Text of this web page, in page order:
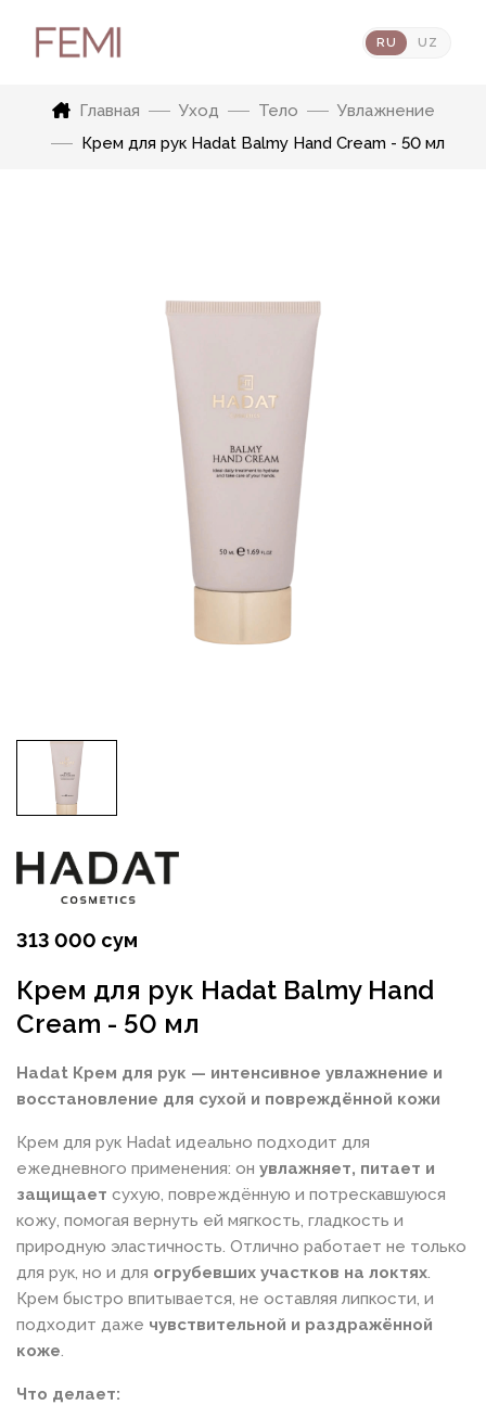
RU UZ
Главная Уход Тело
Увлажнение
Крем для рук Hadat Balmy Hand Cream - 50 мл
313 000 сум
Крем для рук Hadat Balmy Hand
Cream - 50 мл
Hadat Крем для рук — интенсивное увлажнение и
восстановление для сухой и повреждённой кожи
Крем для рук Hadat идеально подходит для
ежедневного применения: он увлажняет, питает и
защищает сухую, повреждённую и потрескавшуюся
кожу, помогая вернуть ей мягкость, гладкость и
природную эластичность. Отлично работает не только
для рук, но и для огрубевших участков на локтях.
Крем быстро впитывается, не оставляя липкости, и
подходит даже чувствительной и раздражённой
коже.
Что делает: